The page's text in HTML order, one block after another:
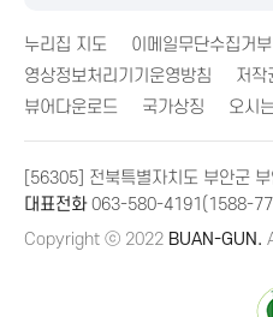
누리집 지도 이메일무단수집거부
영상정보처리기기운영방침
저작
뷰어다운로드
국가상징 오시
[56305] 전북특별자치도 부안군
대표전화063-580-4191(1588-
Copyright ⓒ 2022 BUAN-GUN.